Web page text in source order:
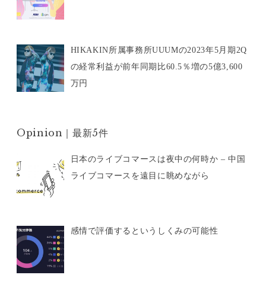
HIKAKIN所属事務所UUUMの2023年5月期2Q
の経常利益が前年同期比60.5％増の5億3,600
万円
Opinion｜最新5件
日本のライブコマースは夜中の何時か – 中国
ライブコマースを遠目に眺めながら
感情で評価するというしくみの可能性